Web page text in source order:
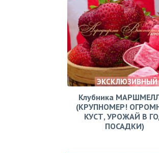
ЭКСКЛЮЗИВНЫЙ
Клубника
(КРУПНОМЕР!
КУСТ, УРОЖАЙ В
ПОСАДКИ)